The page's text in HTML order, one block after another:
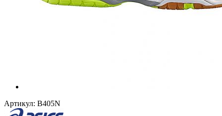
Артикул: B405N